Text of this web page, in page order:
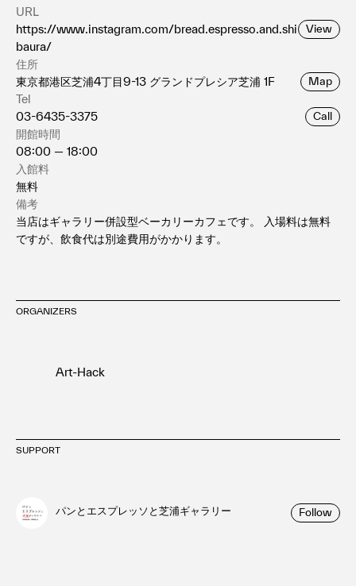
URL
https://www.instagram.com/bread.espresso.and.shi
baura/
View
住所
東京都港区芝浦4丁目9-13 グランドプレシア芝浦 1F
Map
Tel
03-6435-3375
Call
開館時間
08:00 — 18:00
入館料
無料
備考
当店はギャラリー併設型ベーカリーカフェです。 入場料は無料
ですが、飲食代は別途費用がかかります。
ORGANIZERS
Art-Hack
SUPPORT
パンとエスプレッソと芝浦ギャラリー Follow